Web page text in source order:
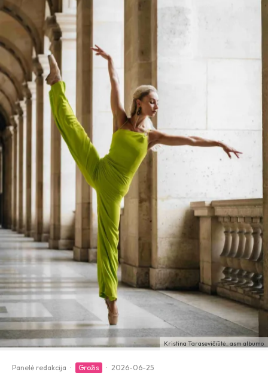
Kristina Tarasevičiūtė_ asm albumo
Panelė redakcija · Grožis · 2026-06-25